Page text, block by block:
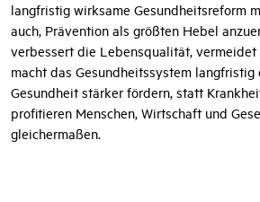
langfristig wirksame Gesundheitsreform
auch, Prävention als größten Hebel
verbessert die Lebensqualität, vermeidet
macht das Gesundheitssystem langfristig
Gesundheit stärker fördern, statt
profitieren Menschen, Wirtschaft und
gleichermaßen.